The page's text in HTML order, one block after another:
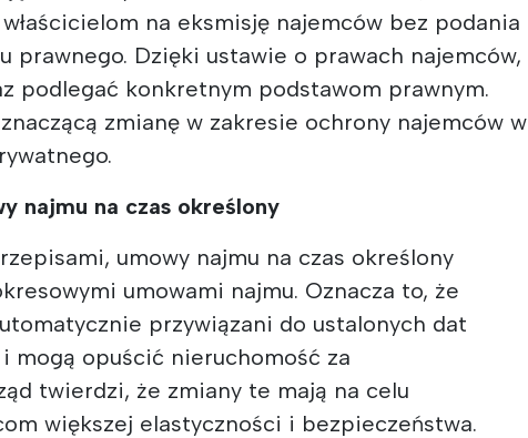
właścicielom na eksmisję najemców bez podania
prawnego. Dzięki ustawie o prawach najemców,
podlegać konkretnym podstawom prawnym.
zmianę w zakresie ochrony najemców w
najmu na czas określony
umowy najmu na czas określony
umowami najmu. Oznacza to, że
przywiązani do ustalonych dat
mogą opuścić nieruchomość za
twierdzi, że zmiany te mają na celu
większej elastyczności i bezpieczeństwa.